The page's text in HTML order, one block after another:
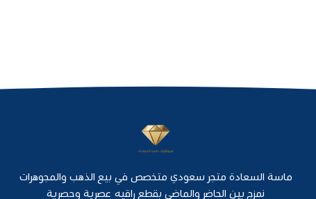
ماسة السعادة متجر سعودي متخصص في بيع الذهب والمجوهرات
نمزج بين الحاضر والماضي بقطع راقيه عصرية وحصرية